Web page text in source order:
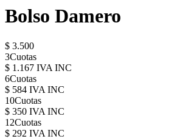
Bolso Damero
$ 3.500
3Cuotas
$ 1.167 IVA INC
6Cuotas
$ 584 IVA INC
10Cuotas
$ 350 IVA INC
12Cuotas
$ 292 IVA INC